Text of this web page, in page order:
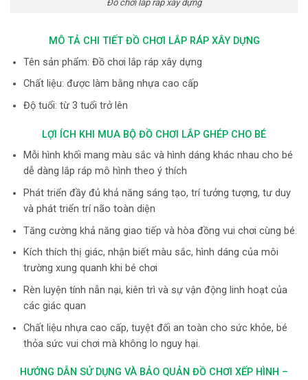
Đồ chơi lắp ráp xây dựng
MÔ TẢ CHI TIẾT ĐỒ CHƠI LẮP RÁP XÂY DỰNG
Tên sản phẩm: Đồ chơi lắp ráp xây dựng
Chất liệu: được làm bằng nhựa cao cấp
Độ tuổi: từ 3 tuổi trở lên
LỢI ÍCH KHI MUA BỘ ĐỒ CHƠI LẮP GHÉP CHO BÉ
Mỗi hình khối mang màu sắc và hình dáng khác nhau cho bé
dễ dàng lắp ráp mô hình theo ý thích
Phát triển đầy đủ khả năng sáng tạo, trí tưởng tượng, tư duy
và phát triển trí não toàn diện
Tăng cường khả năng giao tiếp và hòa đồng vui chơi cùng bé.
Kích thích thị giác, nhận biết màu sắc, hình dáng của môi
trường xung quanh khi bé chơi
Rèn luyện tính nẫn nại, kiên trì và sự vận động linh hoạt của
các giác quan
Chất liệu nhựa cao cấp, tuyệt đối an toàn cho sức khỏe, bé
thỏa sức vui chơi mà không lo nguy hại.
HƯỚNG DẪN SỬ DỤNG VÀ BẢO QUẢN ĐỒ CHƠI XẾP HÌNH –